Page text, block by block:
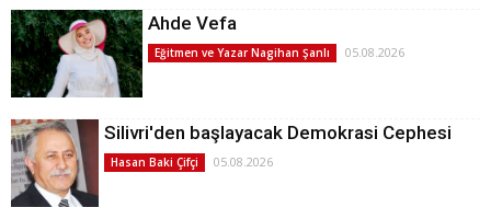
Ahde Vefa
Eğitmen ve Yazar Nagihan Şanlı 05.08.2026
Silivri'den başlayacak Demokrasi Cephesi
Hasan Baki Çifçi 05.08.2026